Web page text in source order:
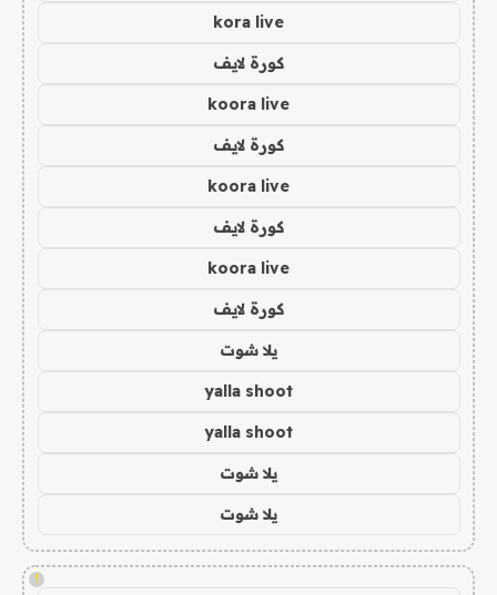
kora live
كورة لايف
koora live
كورة لايف
koora live
كورة لايف
koora live
كورة لايف
يلا شوت
yalla shoot
yalla shoot
يلا شوت
يلا شوت
!